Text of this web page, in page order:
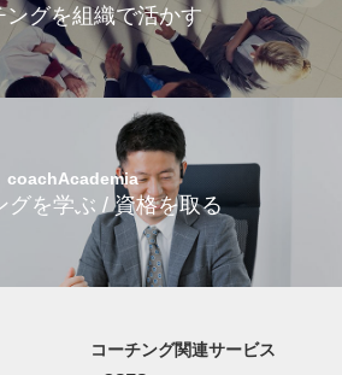
ングを組織で活かす
coachAcademia
グを学ぶ / 資格を取る
コーチング関連サービス